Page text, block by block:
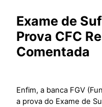
Exame de
Prova CFC
Comentada
Enfim, a banca FGV
a prova do Exame de